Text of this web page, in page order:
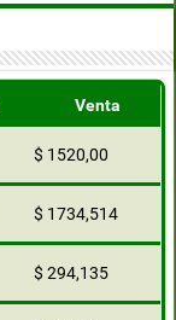
Venta
$ 1520,00
$ 1734,514
$ 294,135